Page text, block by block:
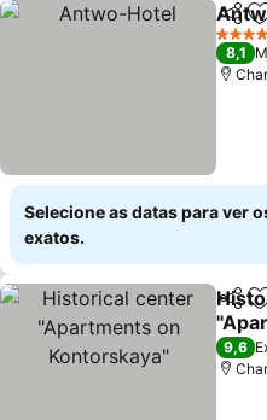
4
8,1
Selecione as datas para ver
exatos.
Ver
9,6